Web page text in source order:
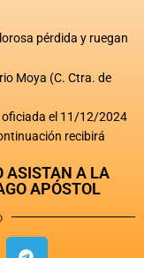
pérdida y ruegan
Moya (C. Ctra. de
oficiada el 11/12/2024
recibirá
ASISTAN A LA
APÓSTOL